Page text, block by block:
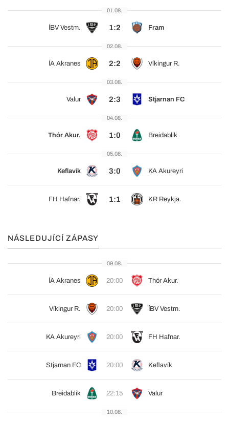
01.08.
ÍBV Vestm. 1:2 Fram
02.08.
ÍA Akranes 2:2 Víkingur R.
03.08.
Valur 2:3 Stjarnan FC
04.08.
Thór Akur. 1:0 Breidablik
05.08.
Keflavík 3:0 KA Akureyri
FH Hafnar. 1:1 KR Reykja.
NÁSLEDUJÍCÍ ZÁPASY
09.08.
ÍA Akranes 20:00 Thór Akur.
Víkingur R. 20:00 ÍBV Vestm.
KA Akureyri 20:00 FH Hafnar.
Stjarnan FC 20:00 Keflavík
Breidablik 22:15 Valur
10.08.